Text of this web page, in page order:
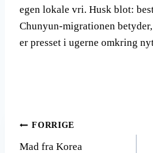
egen lokale vri. Husk blot:
Chunyun-migrationen
er presset i ugerne omkring
Indlægsnavigation
FORRIGE
Mad fra Korea